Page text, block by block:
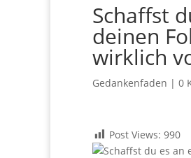
Schaffst
deinen
wirklich
Gedankenfaden | 0
Post Views: 990